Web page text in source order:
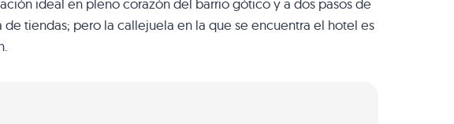
ideal en pleno corazón del barrio gótico y a dos pasos de
tiendas; pero la callejuela en la que se encuentra el hotel es